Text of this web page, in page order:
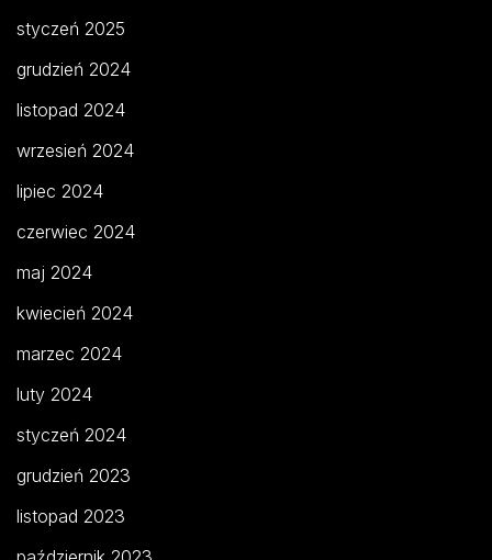
styczeń 2025
grudzień 2024
listopad 2024
wrzesień 2024
lipiec 2024
czerwiec 2024
maj 2024
kwiecień 2024
marzec 2024
luty 2024
styczeń 2024
grudzień 2023
listopad 2023